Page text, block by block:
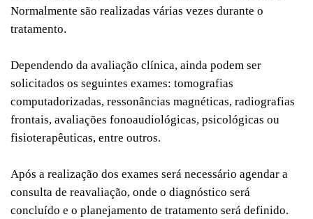
Normalmente são realizadas várias vezes durante o
tratamento.
Dependendo da avaliação clínica, ainda podem ser
solicitados os seguintes exames: tomografias
computadorizadas, ressonâncias magnéticas, radiografias
frontais, avaliações fonoaudiológicas, psicológicas ou
fisioterapêuticas, entre outros.
Após a realização dos exames será necessário agendar a
consulta de reavaliação, onde o diagnóstico será
concluído e o planejamento de tratamento será definido.